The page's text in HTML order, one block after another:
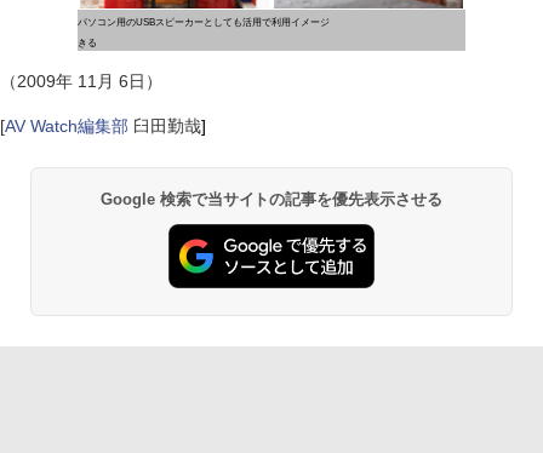
パソコン用のUSBスピーカーとしても活用で
きる
利用イメージ
（2009年 11月 6日）
[AV Watch編集部 臼田勤哉]
Google 検索で当サイトの記事を優先表示させる